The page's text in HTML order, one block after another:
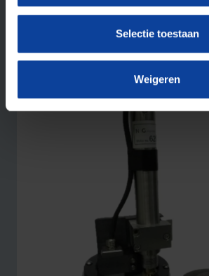
Selectie toestaan
Weigeren
onderzocht. In één rotatie is het
van boven tot onder onderzocht.